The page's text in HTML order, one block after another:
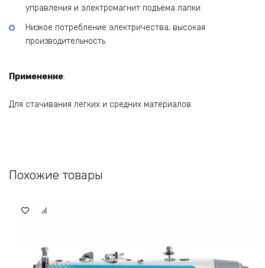
управления и электромагнит подъема лапки
Низкое потребление электричества, высокая
производительность
Применение:
Для стачивания легких и средних материалов
Похожие товары